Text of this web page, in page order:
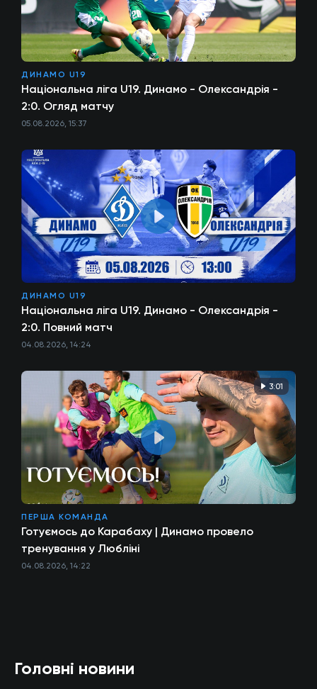
ДИНАМО U19
Національна ліга U19. Динамо - Олександрія -
2:0. Огляд матчу
05.08.2026, 15:37
ДИНАМО U19
Національна ліга U19. Динамо - Олександрія -
2:0. Повний матч
04.08.2026, 14:24
3:01
ПЕРША КОМАНДА
Готуємось до Карабаху | Динамо провело
тренування у Любліні
04.08.2026, 14:22
Головні новини